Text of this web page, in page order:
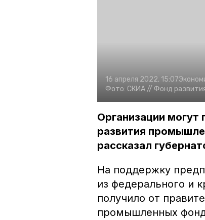
16 апреля 2022, 15:07
Фото: СКИА // Фонд
Организации
развития
рассказал
На поддержку
из федерального и
получило от
промышленных